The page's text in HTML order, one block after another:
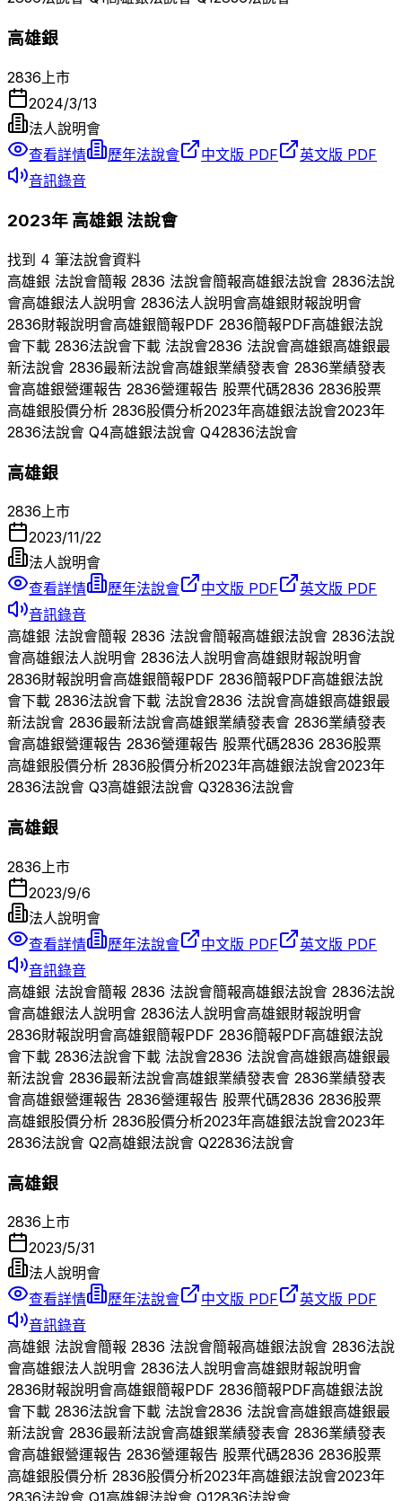
高雄銀
2836 上市
2024/3/13
法人說明會
查看詳情
歷年法說會 中文版 PDF
英文版 PDF
音訊錄音
2023年 高雄銀法說會
找到 4 筆法說會資料
高雄銀 法說會簡報 2836 法說會簡報高雄銀法說會 2836法說
會高雄銀法人說明會 2836法人說明會高雄銀財報說明會
2836財報說明會高雄銀簡報PDF 2836簡報PDF高雄銀法說
會下載 2836法說會下載 法說會2836 法說會高雄銀高雄銀最
新法說會 2836最新法說會高雄銀業績發表會 2836業績發表
會高雄銀營運報告 2836營運報告 股票代碼2836 2836股票
高雄銀股價分析 2836股價分析2023年高雄銀法說會2023年
2836法說會 Q4高雄銀法說會 Q42836法說會
高雄銀
2836上市
2023/11/22
法人說明會
查看詳情
歷年法說會 中文版 PDF
英文版 PDF
音訊錄音
高雄銀 法說會簡報 2836 法說會簡報高雄銀法說會 2836法說
會高雄銀法人說明會 2836法人說明會高雄銀財報說明會
2836財報說明會高雄銀簡報PDF 2836簡報PDF高雄銀法說
會下載 2836法說會下載 法說會2836 法說會高雄銀高雄銀最
新法說會 2836最新法說會高雄銀業績發表會 2836業績發表
會高雄銀營運報告 2836營運報告 股票代碼2836 2836股票
高雄銀股價分析 2836股價分析2023年高雄銀法說會2023年
2836法說會 Q3高雄銀法說會 Q32836法說會
高雄銀
2836 上市
2023/9/6
法人說明會
查看詳情
歷年法說會 中文版 PDF
英文版 PDF
音訊錄音
高雄銀 法說會簡報 2836 法說會簡報高雄銀法說會 2836法說
會高雄銀法人說明會 2836法人說明會高雄銀財報說明會
2836財報說明會高雄銀簡報PDF 2836簡報PDF高雄銀法說
會下載 2836法說會下載 法說會2836 法說會高雄銀高雄銀最
新法說會 2836最新法說會高雄銀業績發表會 2836業績發表
會高雄銀營運報告 2836營運報告 股票代碼2836 2836股票
高雄銀股價分析 2836股價分析2023年高雄銀法說會2023年
2836法說會 Q2高雄銀法說會 Q22836法說會
高雄銀
2836上市
2023/5/31
法人說明會
查看詳情
歷年法說會 中文版 PDF
英文版 PDF
音訊錄音
高雄銀 法說會簡報 2836 法說會簡報高雄銀法說會 2836法說
會高雄銀法人說明會 2836法人說明會高雄銀財報說明會
2836財報說明會高雄銀簡報PDF 2836簡報PDF高雄銀法說
會下載 2836法說會下載 法說會2836 法說會高雄銀高雄銀最
新法說會 2836最新法說會高雄銀業績發表會 2836業績發表
會高雄銀營運報告 2836營運報告 股票代碼2836 2836股票
高雄銀股價分析 2836股價分析2023年高雄銀法說會2023年